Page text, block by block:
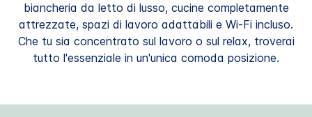
biancheria da letto di lusso, cucine completamente
attrezzate, spazi di lavoro adattabili e Wi-Fi incluso.
Che tu sia concentrato sul lavoro o sul relax, troverai
tutto l'essenziale in un'unica comoda posizione.